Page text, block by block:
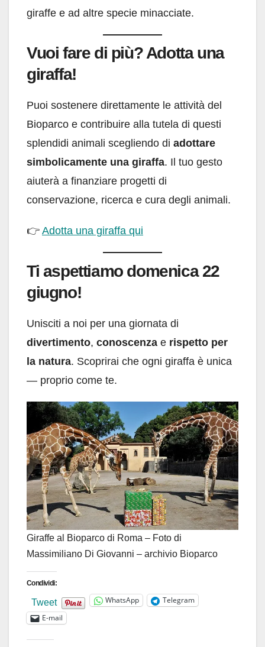
giraffe e ad altre specie minacciate.
Vuoi fare di più? Adotta una
giraffa!
Puoi sostenere direttamente le attività del
Bioparco e contribuire alla tutela di questi
splendidi animali scegliendo di adottare
simbolicamente una giraffa. Il tuo gesto
aiuterà a finanziare progetti di
conservazione, ricerca e cura degli animali.
👉 Adotta una giraffa qui
Ti aspettiamo domenica 22
giugno!
Unisciti a noi per una giornata di
divertimento, conoscenza e rispetto per
la natura. Scoprirai che ogni giraffa è unica
— proprio come te.
Giraffe al Bioparco di Roma – Foto di
Massimiliano Di Giovanni – archivio Bioparco
Condividi:
Tweet WhatsApp
Telegram
E-mail